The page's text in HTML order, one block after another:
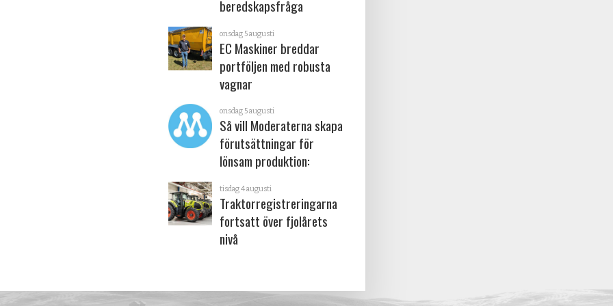
beredskapsfråga
onsdag 5 augusti
EC Maskiner breddar
portföljen med robusta
vagnar
onsdag 5 augusti
Så vill Moderaterna skapa
förutsättningar för
lönsam produktion:
tisdag 4 augusti
Traktorregistreringarna
fortsatt över fjolårets
nivå